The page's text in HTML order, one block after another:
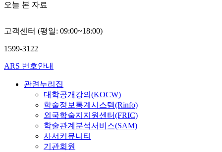
오늘 본 자료
고객센터 (평일: 09:00~18:00)
1599-3122
ARS 번호안내
관련누리집
대학공개강의(KOCW)
학술정보통계시스템(Rinfo)
외국학술지지원센터(FRIC)
학술관계분석서비스(SAM)
사서커뮤니티
기관회원